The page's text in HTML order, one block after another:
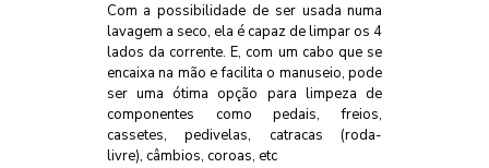
Com a possibilidade de ser usada numa
lavagem a seco, ela é capaz de limpar os 4
lados da corrente. E, com um cabo que se
encaixa na mão e facilita o manuseio, pode
ser uma ótima opção para limpeza de
componentes como pedais, freios,
cassetes, pedivelas, catracas (roda-
livre), câmbios, coroas, etc